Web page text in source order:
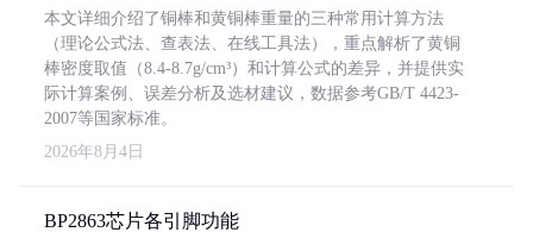
本文详细介绍了铜棒和黄铜棒重量的三种常用计算方法
（理论公式法、查表法、在线工具法），重点解析了黄铜
棒密度取值（8.4-8.7g/cm³）和计算公式的差异，并提供实
际计算案例、误差分析及选材建议，数据参考GB/T 4423-
2007等国家标准。
2026年8月4日
BP2863芯片各引脚功能